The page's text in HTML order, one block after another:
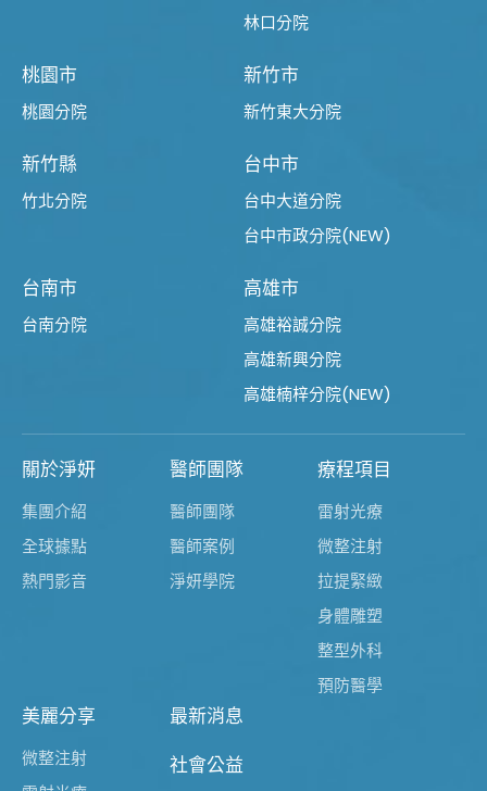
林口分院
桃園市
桃園分院
新竹市
新竹東大分院
新竹縣
竹北分院
台中市
台中大道分院
台中市政分院(NEW)
台南市
台南分院
高雄市
高雄裕誠分院
高雄新興分院
高雄楠梓分院(NEW)
關於淨妍
集團介紹
全球據點
熱門影音
醫師團隊
醫師團隊
醫師案例
淨妍學院
療程項目
雷射光療
微整注射
拉提緊緻
身體雕塑
整型外科
預防醫學
美麗分享
微整注射
最新消息
社會公益